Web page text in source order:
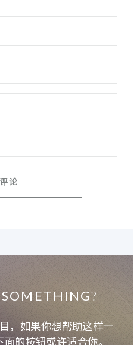
SOMETHING?
，如果你想帮助这样一
的按钮或许适合你。